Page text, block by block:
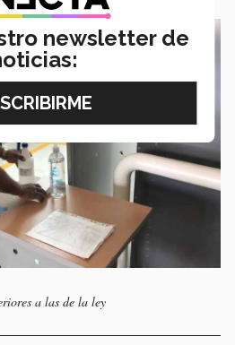
a las de la ley
newsletter de